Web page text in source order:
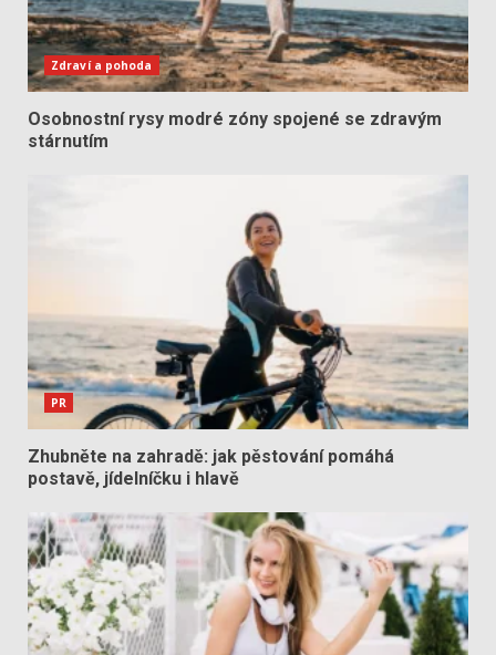
Zdraví a pohoda
Osobnostní rysy modré zóny spojené se zdravým
stárnutím
PR
Zhubněte na zahradě: jak pěstování pomáhá
postavě, jídelníčku i hlavě